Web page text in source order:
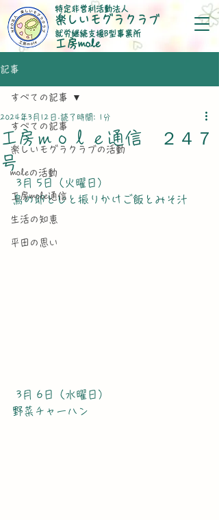
特定非営利活動法人
楽しいモグラクラブ
就労継続支援B型事業所
​工房mole
記事
すべての記事
楽しいモグラクラブの活動
moleの活動
工房mole通信
生活の知恵
平田の思い
すべての記事
工房ｍｏｌｅ通信 ２４７
号
2024年3月12日 読了時間: 1分
3月 5日（火曜日）
鳥の卵とじと振りかけご飯とみそ汁
3月 6日（水曜日）
野菜チャーハン